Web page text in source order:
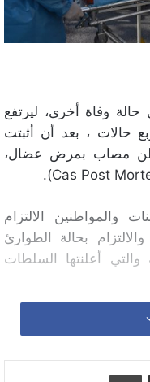
وفاة أخرى، ليرتفع
حالات ، بعد أن أثبتت
مصاب بمرض عضال،
والمواطنين الالتزام
بحالة الطوارئ
ساعة على 24 ساعة والتي أعلنتها السلطات
مشاركة عبر البريد طباعة